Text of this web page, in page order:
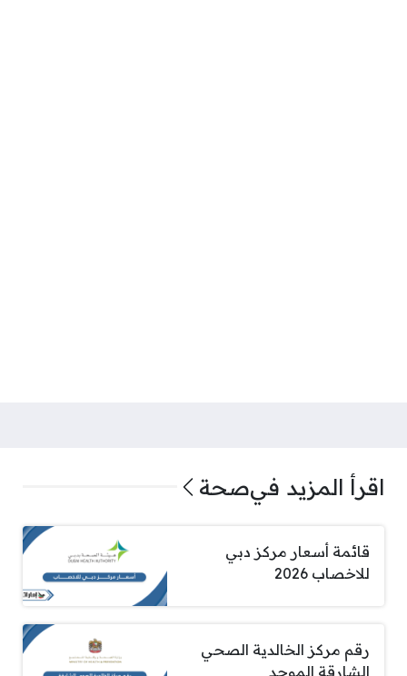
اقرأ المزيد فيصحة
قائمة أسعار مركز دبي
للاخصاب 2026
رقم مركز الخالدية الصحي
الشارقة الموحد